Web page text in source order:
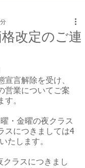
改定のご連
宣言解除を受け、
営業についてご案
す。
・金曜の夜クラス
スにつきましては4
たします。
クラスにつきまし